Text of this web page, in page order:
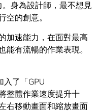
身為設計師，最不想見
空的創意。
加速能力，在面對最高
能有流暢的作業表現。
了「GPU
整體作業速度提升十
右移動畫面和縮放畫面